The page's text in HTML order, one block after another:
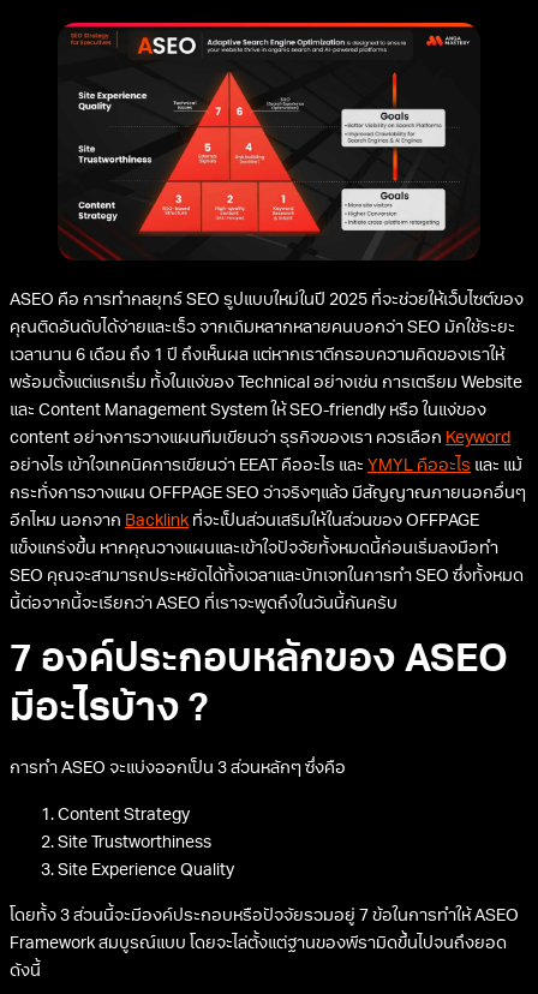
ASEO คือ การทำกลยุทธ์ SEO รูปแบบใหม่ในปี 2025 ที่จะช่วยให้เว็บไซต์ของ
คุณติดอันดับได้ง่ายและเร็ว จากเดิมหลากหลายคนบอกว่า SEO มักใช้ระยะ
เวลานาน 6 เดือน ถึง 1 ปี ถึงเห็นผล แต่หากเราตีกรอบความคิดของเราให้
พร้อมตั้งแต่แรกเริ่ม ทั้งในแง่ของ Technical อย่างเช่น การเตรียม Website
และ Content Management System ให้ SEO-friendly หรือ ในแง่ของ
content อย่างการวางแผนทีมเขียนว่า ธุรกิจของเรา ควรเลือก Keyword
อย่างไร เข้าใจเทคนิคการเขียนว่า EEAT คืออะไร และ YMYL คืออะไร และ แม้
กระทั่งการวางแผน OFFPAGE SEO ว่าจริงๆแล้ว มีสัญญาณภายนอกอื่นๆ
อีกไหม นอกจาก Backlink ที่จะเป็นส่วนเสริมให้ในส่วนของ OFFPAGE
แข็งแกร่งขึ้น หากคุณวางแผนและเข้าใจปัจจัยทั้งหมดนี้ก่อนเริ่มลงมือทำ
SEO คุณจะสามารถประหยัดได้ทั้งเวลาและบัทเจทในการทำ SEO ซึ่งทั้งหมด
นี้ต่อจากนี้จะเรียกว่า ASEO ที่เราจะพูดถึงในวันนี้กันครับ
7 องค์ประกอบหลักของ ASEO
มีอะไรบ้าง ?
การทำ ASEO จะแบ่งออกเป็น 3 ส่วนหลักๆ ซึ่งคือ
Content Strategy
Site Trustworthiness
Site Experience Quality
โดยทั้ง 3 ส่วนนี้จะมีองค์ประกอบหรือปัจจัยรวมอยู่ 7 ข้อในการทำให้ ASEO
Framework สมบูรณ์แบบ โดยจะไล่ตั้งแต่ฐานของพีรามิดขึ้นไปจนถึงยอด
ดังนี้